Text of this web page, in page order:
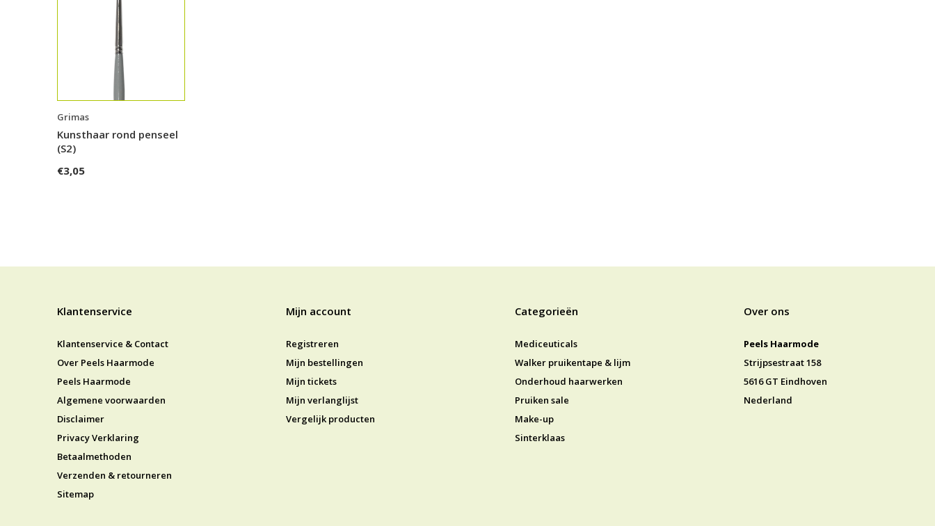
Grimas
Kunsthaar rond penseel
(S2)
€3,05
Klantenservice
Klantenservice & Contact
Over Peels Haarmode
Peels Haarmode
Algemene voorwaarden
Disclaimer
Privacy Verklaring
Betaalmethoden
Verzenden & retourneren
Sitemap
Mijn account
Registreren
Mijn bestellingen
Mijn tickets
Mijn verlanglijst
Vergelijk producten
Categorieën
Mediceuticals
Walker pruikentape & lijm
Onderhoud haarwerken
Pruiken sale
Make-up
Sinterklaas
Over ons
Peels Haarmode
Strijpsestraat 158
5616 GT Eindhoven
Nederland